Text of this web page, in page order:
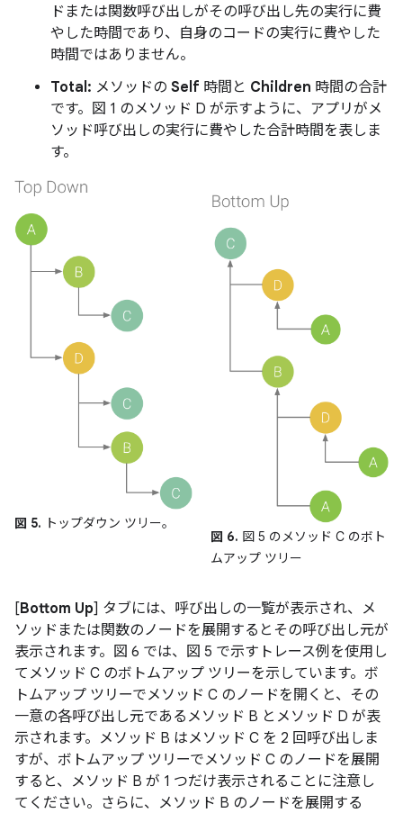
ドまたは関数呼び出しがその呼び出し先の実行に費
やした時間であり、自身のコードの実行に費やした
時間ではありません。
Total: メソッドの Self 時間と Children 時間の合計
です。図 1 のメソッド D が示すように、アプリがメ
ソッド呼び出しの実行に費やした合計時間を表しま
す。
図 5. トップダウン ツリー。
図 6. 図 5 のメソッド C のボト
ムアップ ツリー
[Bottom Up] タブには、呼び出しの一覧が表示され、メ
ソッドまたは関数のノードを展開するとその呼び出し元が
表示されます。図 6 では、図 5 で示すトレース例を使用し
てメソッド C のボトムアップ ツリーを示しています。ボ
トムアップ ツリーでメソッド C のノードを開くと、その
一意の各呼び出し元であるメソッド B とメソッド D が表
示されます。メソッド B はメソッド C を 2 回呼び出しま
すが、ボトムアップ ツリーでメソッド C のノードを展開
すると、メソッド B が 1 つだけ表示されることに注意し
てください。さらに、メソッド B のノードを展開する